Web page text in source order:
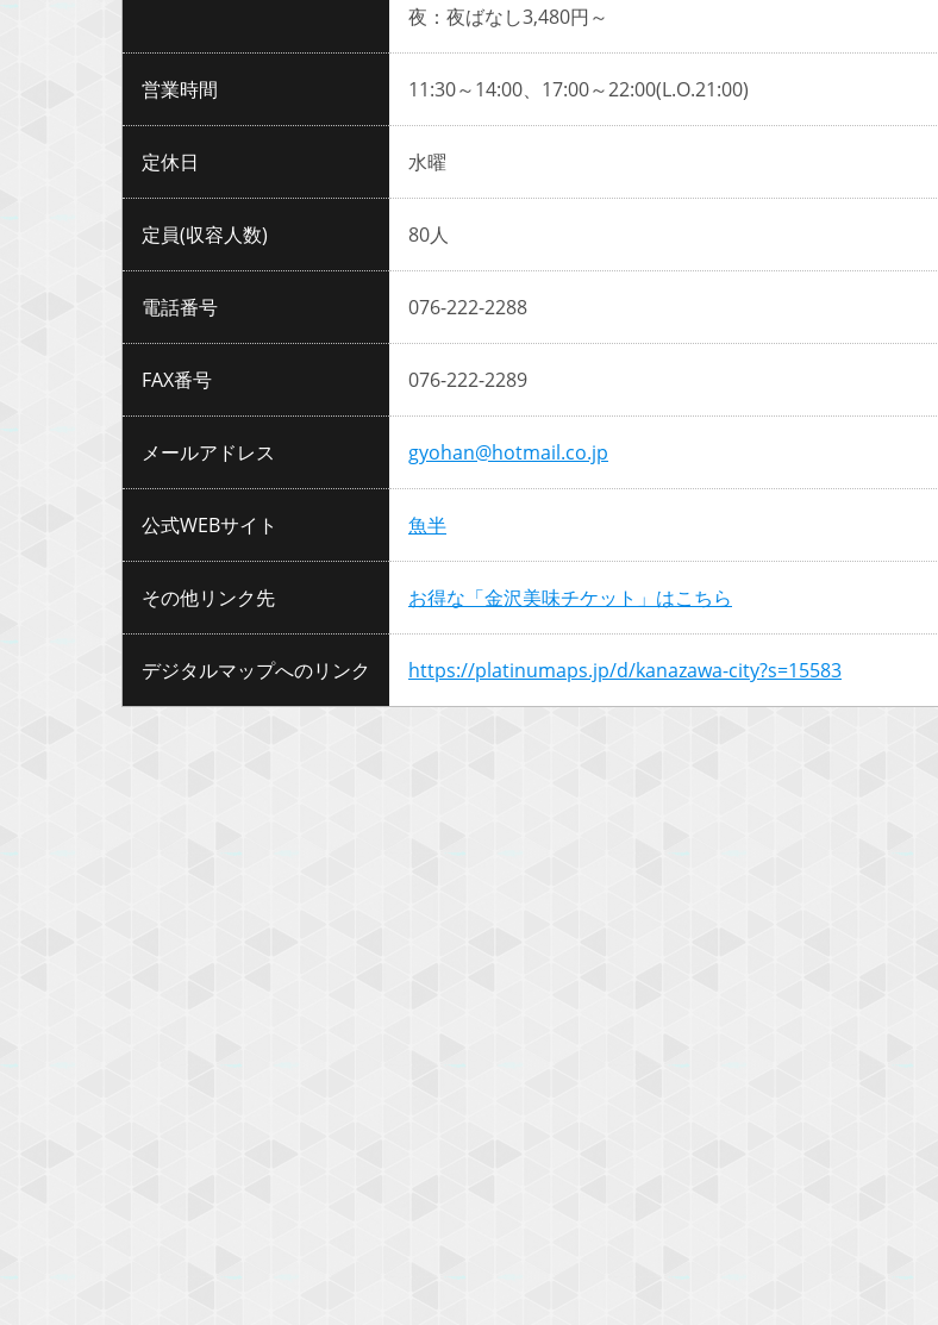
夜：夜ばなし3,480円～
営業時間 11:30～14:00、17:00～22:00(L.O.21:00)
定休日 水曜
定員(収容人数) 80人
電話番号 076-222-2288
FAX番号 076-222-2289
メールアドレス gyohan@hotmail.co.jp
公式WEBサイト 魚半
その他リンク先 お得な「金沢美味チケット」はこちら
デジタルマップへのリンク https://platinumaps.jp/d/kanazawa-city?s=15583